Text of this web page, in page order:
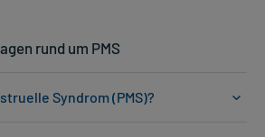
rund um PMS
Syndrom (PMS)?